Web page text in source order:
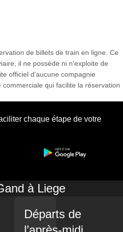
de billets de train en ligne. Ce
il ne possède ni n'exploite de
officiel d'aucune compagnie
qui facilite la réservation
chaque étape de votre
à Liege
Départs de